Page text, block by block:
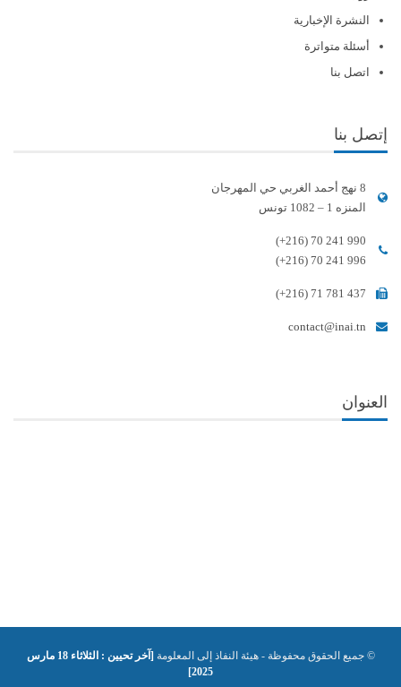
النشرة الإخبارية
أسئلة متواترة
اتصل بنا
إتصل بنا
8 نهج أحمد الغربي حي المهرجان
المنزه 1 – 1082 تونس
(+216) 70 241 990
(+216) 70 241 996
(+216) 71 781 437
contact@inai.tn
العنوان
© جميع الحقوق محفوظة - هيئة النفاذ إلى المعلومة
[آخر تحيين : الثلاثاء 18 مارس
2025]